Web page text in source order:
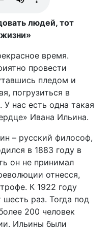
людей, тот
время.
провести
пледом и
погрузиться в
У нас есть одна такая
Ивана Ильина.
– русский философ,
в 1883 году в
он не принимал
отнесся,
К 1922 году
раз. Тогда под
200 человек
Ильины были